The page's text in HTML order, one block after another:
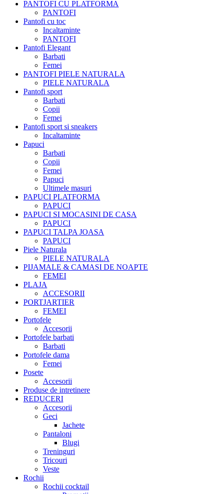
PANTOFI CU PLATFORMA
PANTOFI
Pantofi cu toc
Incaltaminte
PANTOFI
Pantofi Elegant
Barbati
Femei
PANTOFI PIELE NATURALA
PIELE NATURALA
Pantofi sport
Barbati
Copii
Femei
Pantofi sport si sneakers
Incaltaminte
Papuci
Barbati
Copii
Femei
Papuci
Ultimele masuri
PAPUCI PLATFORMA
PAPUCI
PAPUCI SI MOCASINI DE CASA
PAPUCI
PAPUCI TALPA JOASA
PAPUCI
Piele Naturala
PIELE NATURALA
PIJAMALE & CAMASI DE NOAPTE
FEMEI
PLAJA
ACCESORII
PORTJARTIER
FEMEI
Portofele
Accesorii
Portofele barbati
Barbati
Portofele dama
Femei
Posete
Accesorii
Produse de intretinere
REDUCERI
Accesorii
Geci
Jachete
Pantaloni
Blugi
Treninguri
Tricouri
Veste
Rochii
Rochii cocktail